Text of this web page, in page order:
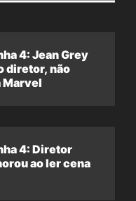
4: Jean Grey
diretor, não
Marvel
4: Diretor
ao ler cena